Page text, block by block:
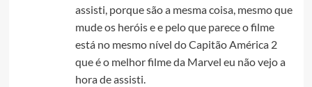
assisti, porque são a mesma coisa, mesmo que
mude os heróis e e pelo que parece o filme
está no mesmo nível do Capitão América 2
que é o melhor filme da Marvel eu não vejo a
hora de assisti.